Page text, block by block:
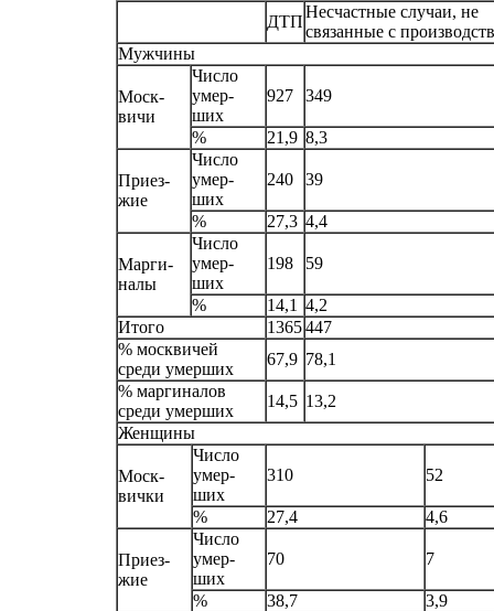
ДТП
Несчастные случаи, не
связанные с
Мужчины
Моск-
вичи
Число
умер-
ших
927 349
% 21,9 8,3
Приез-
жие
Число
умер-
ших
240 39
% 27,3 4,4
Марги-
налы
Число
умер-
ших
198 59
% 14,1 4,2
Итого
1365447
% москвичей
среди умерших
67,9 78,1
% маргиналов
среди умерших
14,5 13,2
Женщины
Моск-
вички
Число
умер-
ших
310 52
% 27,4 4,6
Приез-
жие
Число
умер-
ших
70 7
% 38,7 3,9